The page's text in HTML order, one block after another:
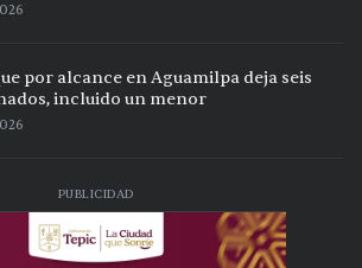
por alcance en Aguamilpa deja seis
incluido un menor
PUBLICIDAD